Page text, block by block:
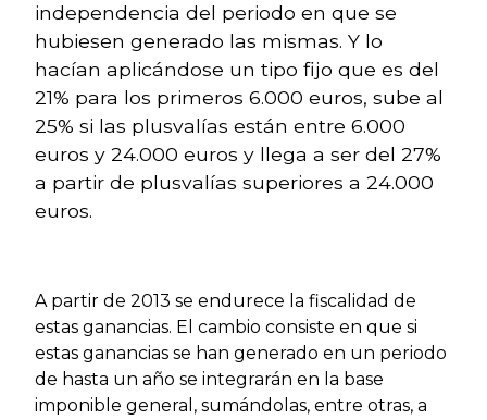
independencia del periodo en que se
hubiesen generado las mismas. Y lo
hacían aplicándose un tipo fijo que es del
21% para los primeros 6.000 euros, sube al
25% si las plusvalías están entre 6.000
euros y 24.000 euros y llega a ser del 27%
a partir de plusvalías superiores a 24.000
euros.
A partir de 2013 se endurece la fiscalidad de
estas ganancias. El cambio consiste en que si
estas ganancias se han generado en un periodo
de hasta un año se integrarán en la base
imponible general, sumándolas, entre otras, a